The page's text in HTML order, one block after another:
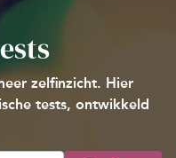
zelfinzicht. Hier
tests, ontwikkeld